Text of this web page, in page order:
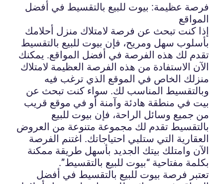
فرصة عظيمة: بيوت للبيع بالتقسيط في أفضل
المواقع
إذا كنت تبحث عن فرصة لامتلاك منزل أحلامك
بأسلوب سهل ومريح، فإن بيوت للبيع بالتقسيط
تقدم لك هذه الفرصة في أفضل المواقع. يمكنك
الآن الاستفادة من هذه الفرصة العظيمة لامتلاك
منزلك الخاص في الموقع الذي ترغب فيه
وبالتقسيط المناسب لك. سواء كنت تبحث عن
بيت في منطقة هادئة وآمنة أو في موقع قريب
من جميع وسائل الراحة، فإن بيوت للبيع
بالتقسيط تقدم لك مجموعة متنوعة من العروض
العقارية التي ستلبي احتياجاتك. اغتنم الفرصة
الآن وامتلك بيتك الجديد بأسهل طريقة ممكنة
بكلمة مفتاحية “بيوت للبيع بالتقسيط”.
تعتبر فرصة بيوت للبيع بالتقسيط في أفضل